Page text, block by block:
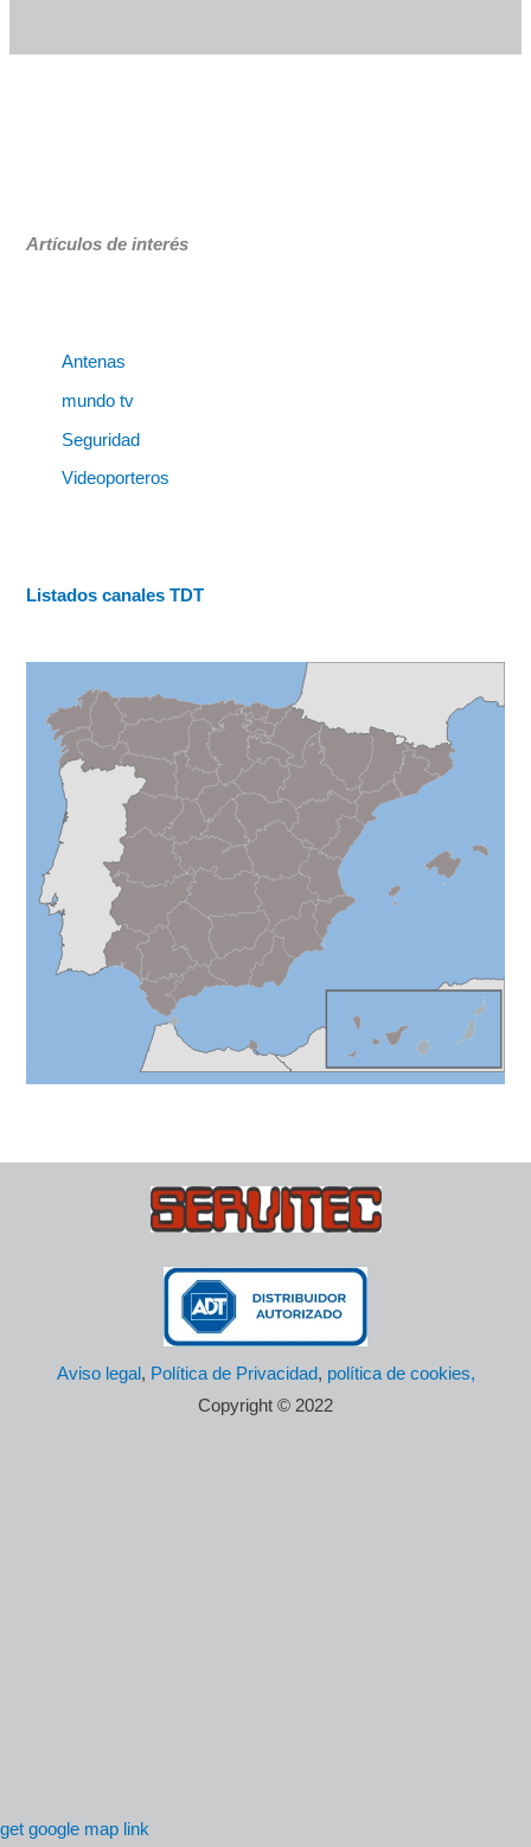
Artículos de interés
Antenas
mundo tv
Seguridad
Videoporteros
Listados canales TDT
Aviso legal, Política de Privacidad, política de cookies,
Copyright © 2022
get google map link